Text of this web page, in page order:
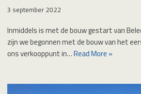
3 september 2022
Inmiddels is met de bouw gestart van
zijn we begonnen met de bouw van het
ons verkooppunt in…Read More »